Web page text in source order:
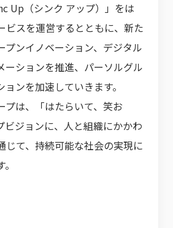
Up（シンク アップ）」をは
ビスを運営するとともに、新た
プンイノベーション、デジタル
ーションを推進、パーソルグル
ンを加速していきます。
は、「はたらいて、笑お
ビジョンに、人と組織にかかわ
じて、持続可能な社会の実現に